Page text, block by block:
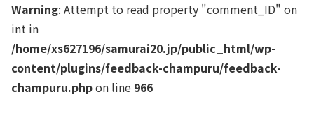
Warning: Attempt to read property "comment_ID" on
int in
/home/xs627196/samurai20.jp/public_html/wp-
content/plugins/feedback-champuru/feedback-
champuru.phpon line 966